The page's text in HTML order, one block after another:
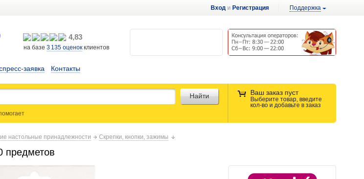
Вход и Регистрация Поддержка
4,83
на базе 3 135 оценок клиентов
заявка Контакты
Ваш заказ пуст
Выберите товар, введите
кол-во и добавьте в заказ
Найти
настольные принадлежности Скрепки, кнопки, зажимы
предметов